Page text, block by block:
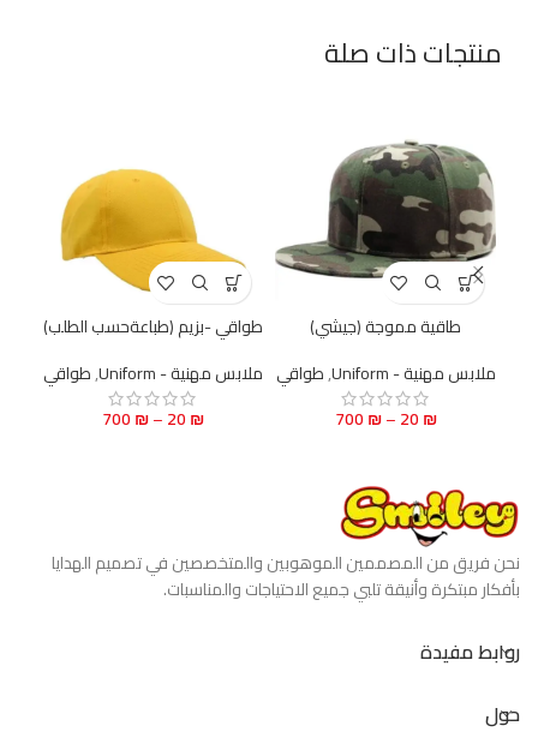
منتجات ذات صلة
طاقية مموجة (جيشي)
ملابس مهنية - Uniform
,طواقي
20₪
–
700₪
طواقي -بزيم (طباعةحسب الطلب)
ملابس مهنية - Uniform
,طواقي
20₪
–
700₪
نحن فريق من المصممين الموهوبين والمتخصصين في تصميم الهدايا
بأفكار مبتكرة وأنيقة تلبي جميع الاحتياجات والمناسبات.
روابط مفيدة
حول